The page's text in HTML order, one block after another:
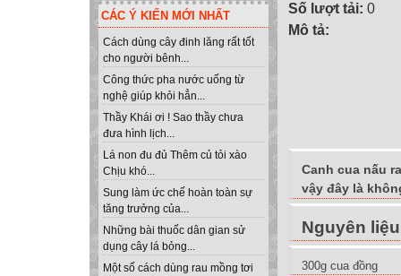
CÁC Ý KIẾN MỚI NHẤT
Cách dùng cây đinh lăng rất tốt
cho người bênh...
Công thức pha nước uống từ
nghệ giúp khỏi hẳn...
Thầy Khái ơi ! Sao thầy chưa
đưa hình lịch...
Lá non đu đủ Thêm củ tỏi xào
Chịu khó...
Sung làm ức chế hoàn toàn sự
tăng trưởng của...
Những bài thuốc dân gian sử
dụng cây lá bỏng...
Một số cách dùng rau mồng tơi
Số lượt tải: 0
Mô tả:
Canh cua nấu
vậy đây là
Nguyên
300g cua đồng